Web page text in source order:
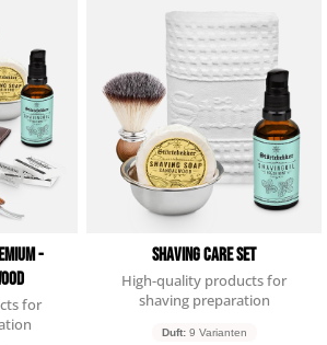
gut 👍 ...hält verdammt lange
6.8.2026
wieder gern, Top Produkt
6.8.2026
-
for
Shaving Care Set
High-quality products for
shaving preparation
Duft: 9 Varianten